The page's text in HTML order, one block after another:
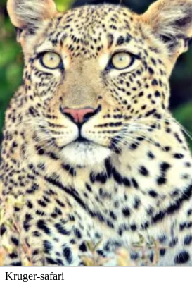
Kruger-safari